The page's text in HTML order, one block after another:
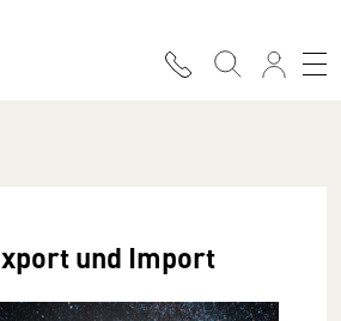
und Import